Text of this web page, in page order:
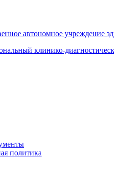
автономное учреждение
клинико-
политика